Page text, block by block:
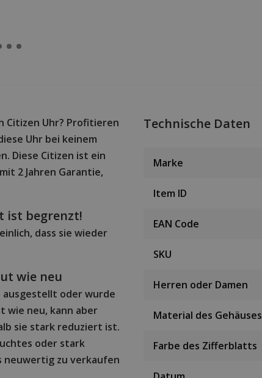
Citizen Uhr? Profitieren
Uhr bei keinem
Diese Citizen ist ein
2 Jahren Garantie,
ist begrenzt!
dass sie wieder
wie neu
ausgestellt oder wurde
wie neu, kann aber
sie stark reduziert ist.
oder stark
neuwertig zu verkaufen
Technische Daten
Marke
Item ID
EAN Code
SKU
Herren oder Damen
Material des Gehäuses
Farbe des Zifferblatts